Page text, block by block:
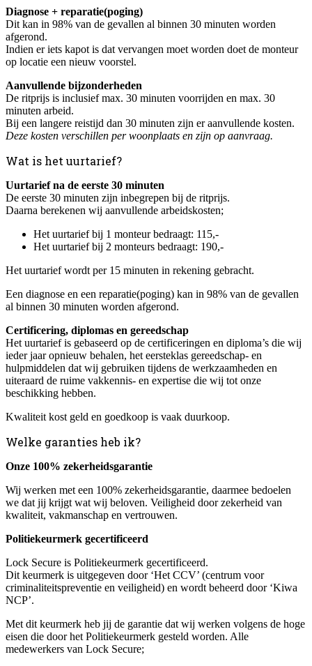
Diagnose + reparatie(poging)
Dit kan in 98% van de gevallen al binnen 30 minuten worden
afgerond.
Indien er iets kapot is dat vervangen moet worden doet de monteur
op locatie een nieuw voorstel.
Aanvullende bijzonderheden
De ritprijs is inclusief max. 30 minuten voorrijden en max. 30
minuten arbeid.
Bij een langere reistijd dan 30 minuten zijn er aanvullende kosten.
Deze kosten verschillen per woonplaats en zijn op aanvraag.
Wat is het uurtarief?
Uurtarief na de eerste 30 minuten
De eerste 30 minuten zijn inbegrepen bij de ritprijs.
Daarna berekenen wij aanvullende arbeidskosten;
Het uurtarief bij 1 monteur bedraagt: 115,-
Het uurtarief bij 2 monteurs bedraagt: 190,-
Het uurtarief wordt per 15 minuten in rekening gebracht.
Een diagnose en een reparatie(poging) kan in 98% van de gevallen
al binnen 30 minuten worden afgerond.
Certificering, diplomas en gereedschap
Het uurtarief is gebaseerd op de certificeringen en diploma’s die wij
ieder jaar opnieuw behalen, het eersteklas gereedschap- en
hulpmiddelen dat wij gebruiken tijdens de werkzaamheden en
uiteraard de ruime vakkennis- en expertise die wij tot onze
beschikking hebben.
Kwaliteit kost geld en goedkoop is vaak duurkoop.
Welke garanties heb ik?
Onze 100% zekerheidsgarantie
Wij werken met een 100% zekerheidsgarantie, daarmee bedoelen
we dat jij krijgt wat wij beloven. Veiligheid door zekerheid van
kwaliteit, vakmanschap en vertrouwen.
Politiekeurmerk gecertificeerd
Lock Secure is Politiekeurmerk gecertificeerd.
Dit keurmerk is uitgegeven door ‘Het CCV’ (centrum voor
criminaliteitspreventie en veiligheid) en wordt beheerd door ‘Kiwa
NCP’.
Met dit keurmerk heb jij de garantie dat wij werken volgens de hoge
eisen die door het Politiekeurmerk gesteld worden. Alle
medewerkers van Lock Secure;